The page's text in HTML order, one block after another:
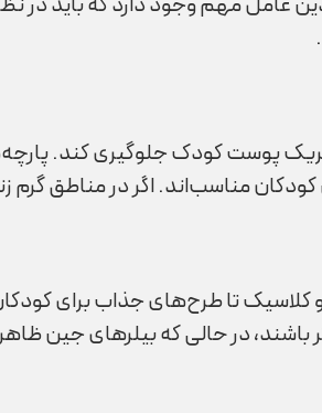
پوست کودک جلوگیری کند.
مناسب‌اند. اگر در مناطق گرم
کلاسیک تا طرح‌های جذاب برای
باشند، در حالی که بیلرهای جین